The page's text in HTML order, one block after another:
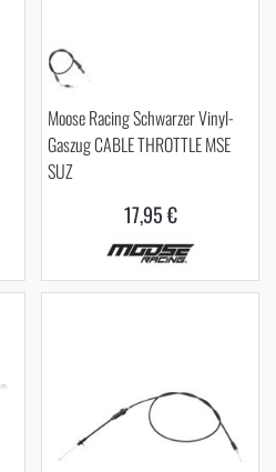
Moose Racing Schwarzer Vinyl-
Gaszug CABLE THROTTLE MSE
SUZ
17,95 €